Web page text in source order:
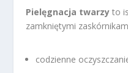
Pielęgnacja twarzy to
zamkniętymi
codzienne